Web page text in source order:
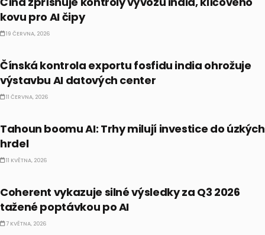
kovu pro AI čipy
19 ČERVNA, 2026
Čínská kontrola exportu fosfidu india ohrožuje
výstavbu AI datových center
11 ČERVNA, 2026
Tahoun boomu AI: Trhy milují investice do úzkých
hrdel
11 KVĚTNA, 2026
Coherent vykazuje silné výsledky za Q3 2026
tažené poptávkou po AI
7 KVĚTNA, 2026